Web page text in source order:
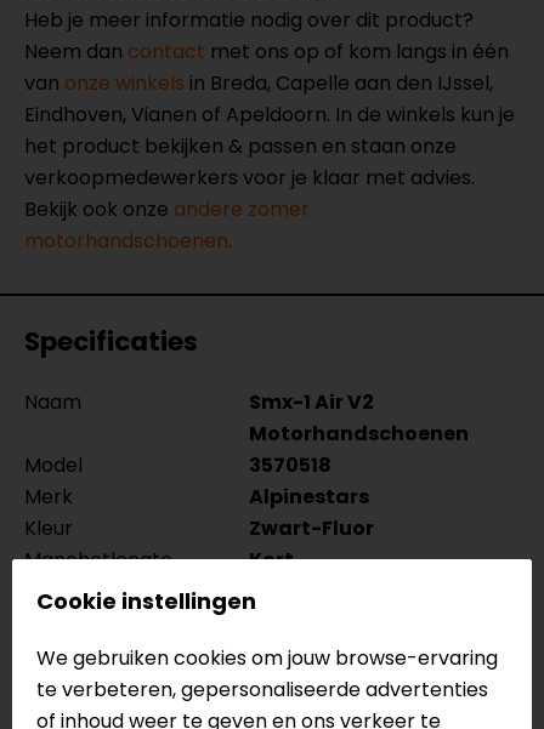
Heb je meer informatie nodig over dit product?
Neem dan contact met ons op of kom langs in één
van onze winkels in Breda, Capelle aan den IJssel,
Eindhoven, Vianen of Apeldoorn. In de winkels kun je
het product bekijken & passen en staan onze
verkoopmedewerkers voor je klaar met advies.
Bekijk ook onze andere zomer
motorhandschoenen.
Specificaties
Naam
Smx-1 Air V2
Motorhandschoenen
Model
3570518
Merk
Alpinestars
Kleur
Zwart-Fluor
Manchetlengte
Kort
Materiaal
Textiel, Leer
Seizoen
Zomer
Thermovoering
Ja/Nee
Nee
Cookie instellingen
We gebruiken cookies om jouw browse-ervaring
te verbeteren, gepersonaliseerde advertenties
of inhoud weer te geven en ons verkeer te